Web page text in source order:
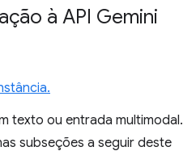
à API Gemini
texto ou entrada multimodal.
subseções a seguir deste